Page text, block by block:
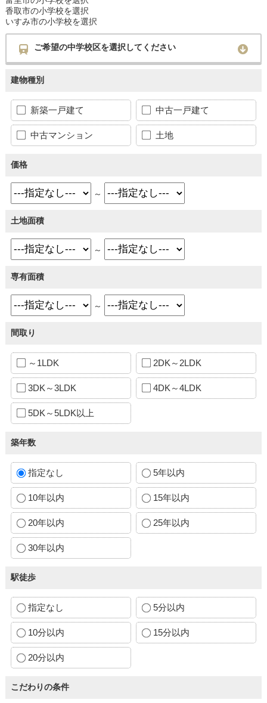
香取市の小学校を選択
いすみ市の小学校を選択
ご希望の中学校区を選択してください
建物種別
新築一戸建て 中古一戸建て
中古マンション 土地
価格
～
土地面積
～
専有面積
～
間取り
～1LDK 2DK～2LDK
3DK～3LDK 4DK～4LDK
5DK～5LDK以上
築年数
指定なし 5年以内
10年以内 15年以内
20年以内 25年以内
30年以内
駅徒歩
指定なし 5分以内
10分以内 15分以内
20分以内
こだわりの条件